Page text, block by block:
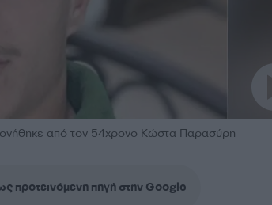
από τον 54χρονο Κώστα Παρασύρη
προτεινόμενη πηγή στην Google